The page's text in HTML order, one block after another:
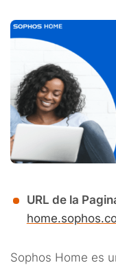
URL de la
Sophos Home es